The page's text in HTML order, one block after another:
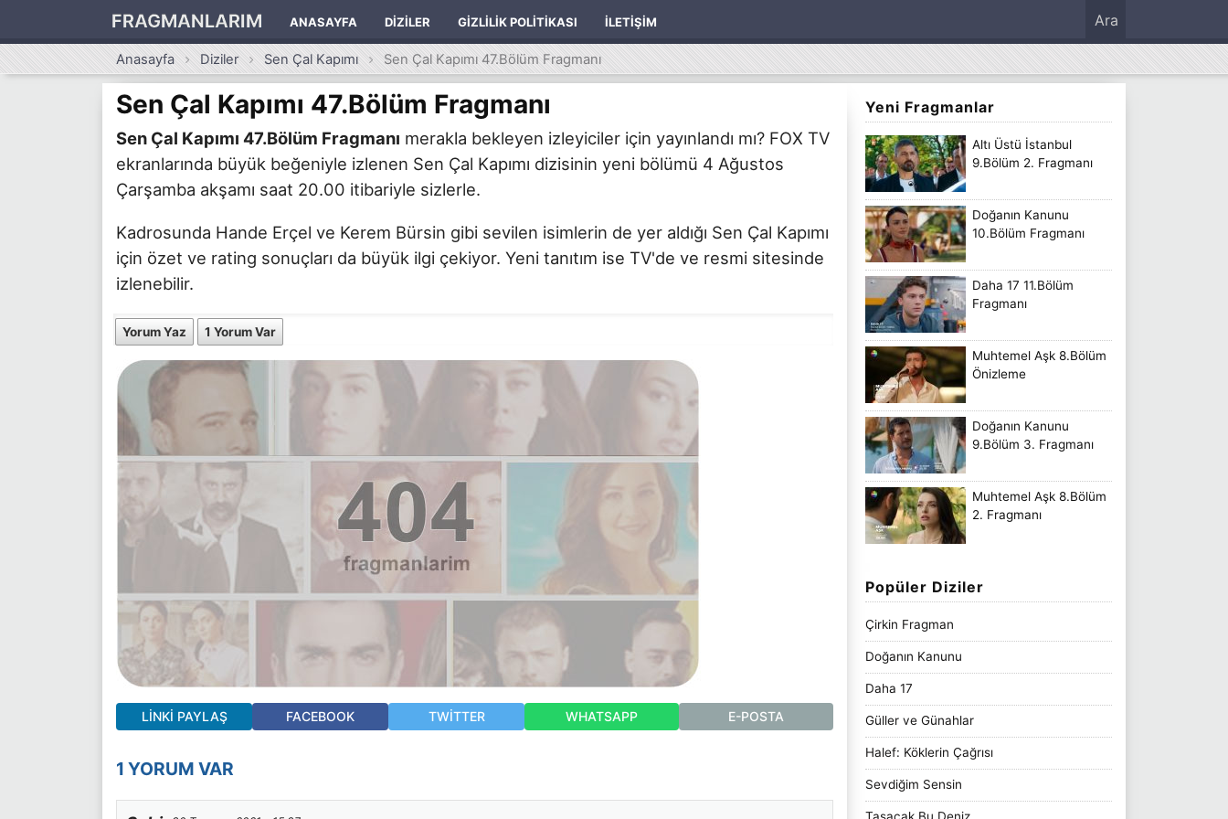
FRAGMANLARIM ANASAYFA DIZILER GIZLILIK POLITIKASI İLETIŞIM Ara
Anasayfa Diziler Sen Çal Kapımı Sen Çal Kapımı 47.Bölüm Fragmanı
Sen Çal Kapımı 47.Bölüm Fragmanı
Sen Çal Kapımı 47.Bölüm Fragmanı merakla bekleyen izleyiciler için yayınlandı mı? FOX TV
ekranlarında büyük beğeniyle izlenen Sen Çal Kapımı dizisinin yeni bölümü 4 Ağustos
Çarşamba akşamı saat 20.00 itibariyle sizlerle.
Kadrosunda Hande Erçel ve Kerem Bürsin gibi sevilen isimlerin de yer aldığı Sen Çal Kapımı
için özet ve rating sonuçları da büyük ilgi çekiyor. Yeni tanıtım ise TV'de ve resmi sitesinde
izlenebilir.
Yorum Yaz 1 Yorum Var
LINKI PAYLAŞ FACEBOOK TWITTER WHATSAPP E-POSTA
1 YORUM VAR
Yeni Fragmanlar
Altı Üstü İstanbul
9.Bölüm 2. Fragmanı
Doğanın Kanunu
10.Bölüm Fragmanı
Daha 17 11.Bölüm
Fragmanı
Muhtemel Aşk 8.Bölüm
Önizleme
Doğanın Kanunu
9.Bölüm 3. Fragmanı
Muhtemel Aşk 8.Bölüm
2. Fragmanı
Popüler Diziler
Çirkin Fragman
Doğanın Kanunu
Daha 17
Güller ve Günahlar
Halef: Köklerin Çağrısı
Sevdiğim Sensin
Taşacak Bu Deniz